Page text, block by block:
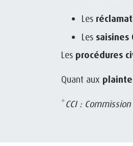
Les
Les saisines
Les procédures
Quant aux
*CCI :